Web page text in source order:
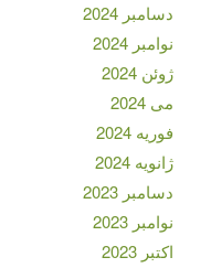
دسامبر 2024
نوامبر 2024
ژوئن 2024
می 2024
فوریه 2024
ژانویه 2024
دسامبر 2023
نوامبر 2023
اکتبر 2023